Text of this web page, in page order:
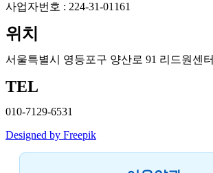
사업자번호 : 224-31-01161
위치
서울특별시 영등포구 양산로 91 리드원센터
TEL
010-7129-6531
Designed by Freepik